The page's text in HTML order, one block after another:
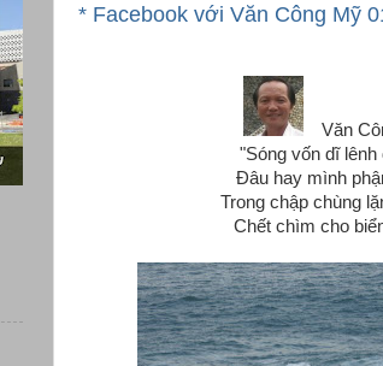
* Facebook với Văn Công Mỹ
Văn
"Sóng vốn dĩ lênh
Đâu hay mình
Trong chập chùng
Chết chìm cho